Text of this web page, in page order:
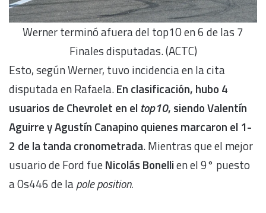
Werner terminó afuera del top10 en 6 de las 7
Finales disputadas. (ACTC)
Esto, según Werner, tuvo incidencia en la cita
disputada en Rafaela.En clasificación, hubo 4
usuarios de Chevrolet en el top10, siendo Valentín
Aguirre y Agustín Canapino quienes marcaron el 1-
2 de la tanda cronometrada. Mientras que el mejor
usuario de Ford fueNicolás Bonellien el 9° puesto
a 0s446 de lapole position.